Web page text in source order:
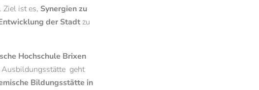
Grundlagen der institutionellen Resilienz
Empirische Werte- und Religionsforschung
Ziel ist es, Synergien zu
der Stadt zu
Hochschule Brixen
Ausbildungsstätte geht
Bildungsstätte in